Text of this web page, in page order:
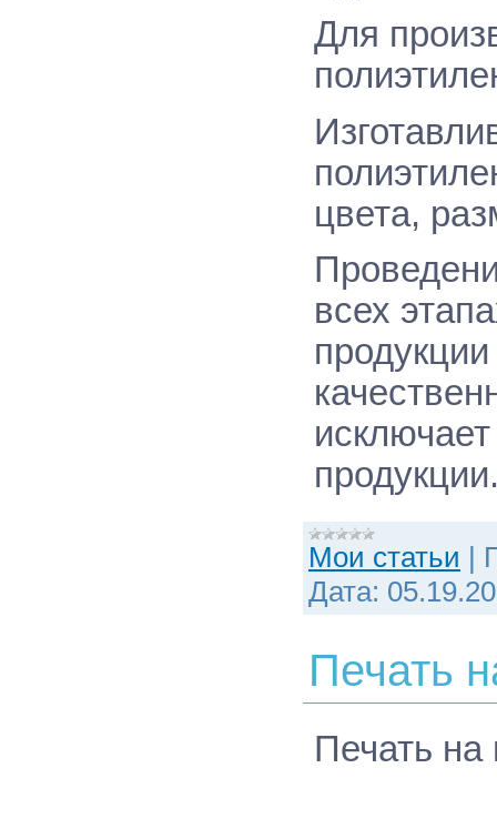
Для
цвета,
всех
Мои статьи |
Дата:
Печать
Печать на